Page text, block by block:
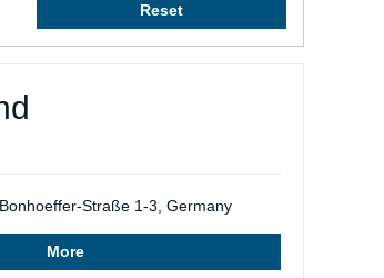
Reset
Straße 1-3, Germany
More